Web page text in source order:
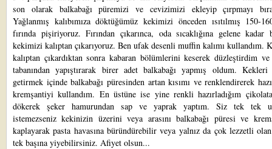
son olarak balkabağı püremizi ve cevizimizi ekleyip çırpmayı
Yağlanmış kalıbımıza döktüğümüz kekimizi önceden ısıtılmış 150-
fırında pişiriyoruz. Fırından çıkarınca, oda sıcaklığına gelene kadar
kekimizi kalıptan çıkarıyoruz. Ben ufak desenli muffin kalımı kullandım.
kalıptan çıkardıktan sonra kabaran bölümlerini keserek düzleştirdim
tabanından yapıştırarak birer adet balkabağı yapmış oldum. Kekleri
getirmek içinde balkabağı püresinden artan kısımı ve renklendirerek
kremşantiyi kullandım. En üstüne ise yine renkli hazırladığım
dökerek şeker hamurundan sap ve yaprak yaptım. Siz tek tek
istemezseniz kekinizin üzerini veya arasını balkabağı püresi ve
kaplayarak pasta havasına büründürebilir veya yalnız da çok lezzetli
tek başına yiyebilirsiniz. Afiyet olsun...